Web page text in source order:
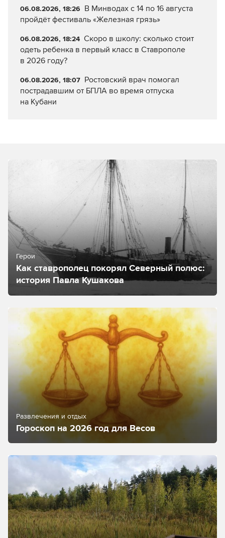
06.08.2026, 18:26 В Минводах с 14 по 16 августа
пройдёт фестиваль «Железная грязь»
06.08.2026, 18:24 Скоро в школу: сколько стоит
одеть ребенка в первый класс в Ставрополе
в 2026 году?
06.08.2026, 18:07 Ростовский врач помогал
пострадавшим от БПЛА во время отпуска
на Кубани
Герои
Как ставрополец покорял Северный полюс:
история Павла Кушакова
Развлечения и отдых
Гороскоп на 2026 год для Весов